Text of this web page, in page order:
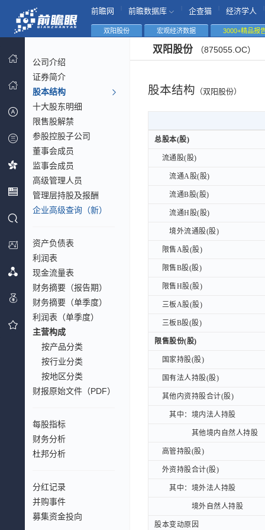
前瞻网 前瞻数据库 企查猫 经济学人
双阳股份 宏观经济数据 3000+精品报
公司介绍
证券简介
股本结构
十大股东明细
限售股解禁
参股控股子公司
董事会成员
监事会成员
高级管理人员
管理层持股及报酬
企业高级查询（新）
资产负债表
利润表
现金流量表
财务摘要（报告期）
财务摘要（单季度）
利润表（单季度）
主营构成
按产品分类
按行业分类
按地区分类
财报原始文件（PDF）
每股指标
财务分析
杜邦分析
分红记录
并购事件
募集资金投向
双阳股份 （875055.OC）
股本结构 （双阳股份）
总股本(股)
流通股(股)
流通A股(股)
流通B股(股)
流通H股(股)
境外流通股(股)
限售A股(股)
限售B股(股)
限售H股(股)
三板A股(股)
三板B股(股)
限售股份(股)
国家持股(股)
国有法人持股(股)
其他内资持股合计(股)
其中：境内法人持股
其他境内自然人持股
高管持股(股)
外资持股合计(股)
其中：境外法人持股
境外自然人持股
股本变动原因
总股本(股)
流通股(股)
流通A股(股)
流通B股(股)
流通H股(股)
境外流通股(股)
限售A股(股)
限售B股(股)
限售H股(股)
三板A股(股)
三板B股(股)
限售股份(股)
国家持股(股)
国有法人持股(股)
其他内资持股合计(股)
其中：境内法人持股
其他境内自然人持股
高管持股(股)
外资持股合计(股)
其中：境外法人持股
境外自然人持股
股本变动原因